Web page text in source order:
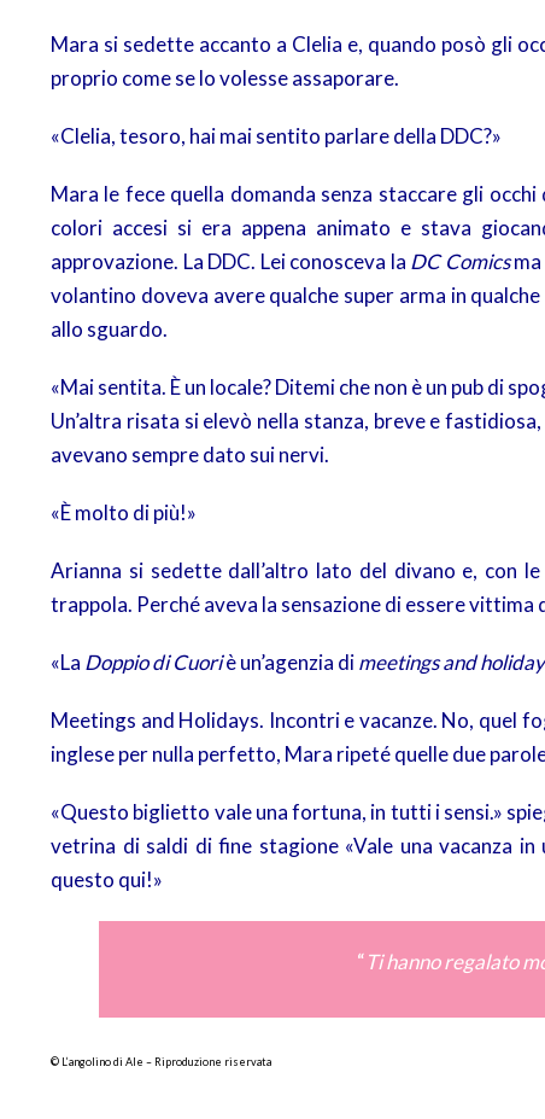
Mara si sedette accanto a Clelia e, quando posò gli
proprio come se lo volesse assaporare.
«Clelia, tesoro, hai mai sentito parlare della DDC?»
Mara le fece quella domanda senza staccare gli
colori accesi si era appena animato e stava
approvazione. La DDC. Lei conosceva la DC Comicsma
volantino doveva avere qualche super arma in
allo sguardo.
«Mai sentita. È un locale? Ditemi che non è un pub di
Un’altra risata si elevò nella stanza, breve e
avevano sempre dato sui nervi.
«È molto di più!»
Arianna si sedette dall’altro lato del divano e, con
trappola. Perché aveva la sensazione di essere vittima
«La Doppio di Cuoriè un’agenzia dimeetings and
Meetings and Holidays. Incontri e vacanze. No, quel
inglese per nulla perfetto, Mara ripeté quelle due
«Questo biglietto vale una fortuna, in tutti i sensi.»
vetrina di saldi di fine stagione «Vale una vacanza
questo qui!»
“Ti hanno regalato
© L’angolino di Ale – Riproduzione riservata